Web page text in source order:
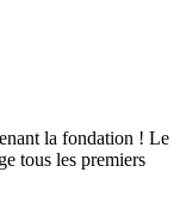
la fondation ! Le
tous les premiers